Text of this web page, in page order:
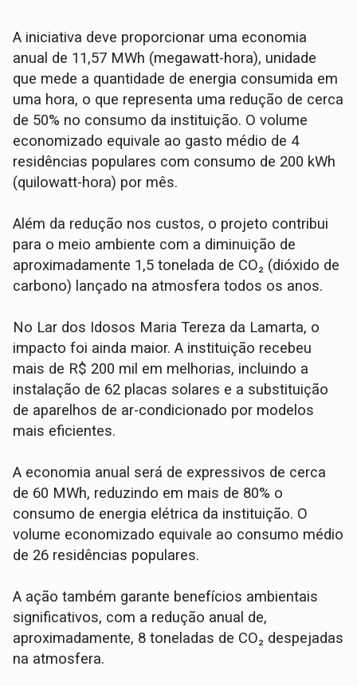
A iniciativa deve proporcionar uma economia
anual de 11,57 MWh (megawatt-hora), unidade
que mede a quantidade de energia consumida em
uma hora, o que representa uma redução de cerca
de 50% no consumo da instituição. O volume
economizado equivale ao gasto médio de 4
residências populares com consumo de 200 kWh
(quilowatt-hora) por mês.
Além da redução nos custos, o projeto contribui
para o meio ambiente com a diminuição de
aproximadamente 1,5 tonelada de CO₂ (dióxido de
carbono) lançado na atmosfera todos os anos.
No Lar dos Idosos Maria Tereza da Lamarta, o
impacto foi ainda maior. A instituição recebeu
mais de R$ 200 mil em melhorias, incluindo a
instalação de 62 placas solares e a substituição
de aparelhos de ar-condicionado por modelos
mais eficientes.
A economia anual será de expressivos de cerca
de 60 MWh, reduzindo em mais de 80% o
consumo de energia elétrica da instituição. O
volume economizado equivale ao consumo médio
de 26 residências populares.
A ação também garante benefícios ambientais
significativos, com a redução anual de,
aproximadamente, 8 toneladas de CO₂ despejadas
na atmosfera.